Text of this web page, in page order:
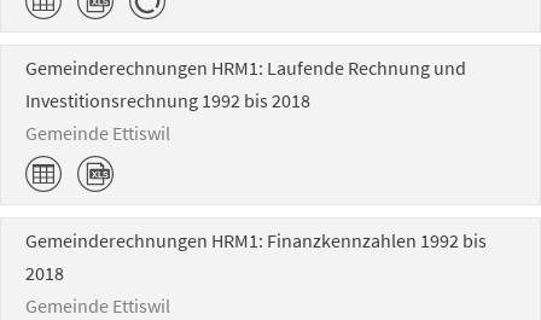
Gemeinderechnungen HRM1: Laufende Rechnung und
Investitionsrechnung 1992 bis 2018
Gemeinde Ettiswil
Gemeinderechnungen HRM1: Finanzkennzahlen 1992 bis
2018
Gemeinde Ettiswil